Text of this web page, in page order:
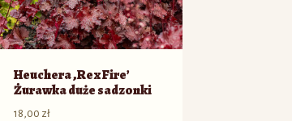
Heuchera ‚Rex Fire’
Żurawka duże sadzonki
18,00 zł